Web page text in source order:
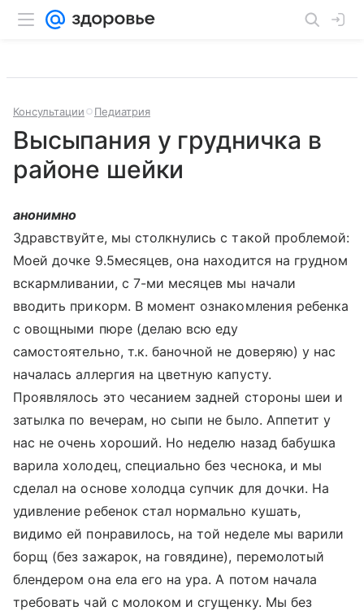
Консультации Педиатрия
Высыпания у грудничка в
районе шейки
анонимно
Здравствуйте, мы столкнулись с такой проблемой:
Моей дочке 9.5месяцев, она находится на грудном
вскармливании, с 7-ми месяцев мы начали
вводить прикорм. В момент ознакомления ребенка
с овощными пюре (делаю всю еду
самостоятельно, т.к. баночной не доверяю) у нас
началась аллергия на цветную капусту.
Проявлялось это чесанием задней стороны шеи и
затылка по вечерам, но сыпи не было. Аппетит у
нас не очень хороший. Но неделю назад бабушка
варила холодец, специально без чеснока, и мы
сделал на основе холодца супчик для дочки. На
удивление ребенок стал нормально кушать,
видимо ей понравилось, на той неделе мы варили
борщ (без зажарок, на говядине), перемолотый
блендером она ела его на ура. А потом начала
требовать чай с молоком и сгущенку. Мы без